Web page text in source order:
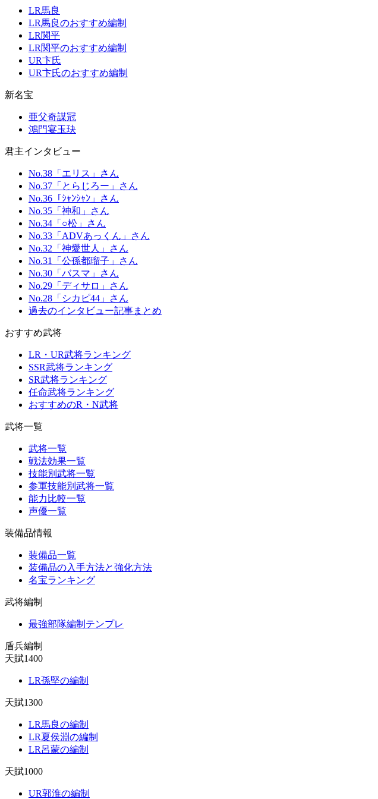
LR馬良
LR馬良のおすすめ編制
LR関平
LR関平のおすすめ編制
UR卞氏
UR卞氏のおすすめ編制
新名宝
亜父奇謀冠
鴻門宴玉玦
君主インタビュー
No.38「エリス」さん
No.37「とらじろー」さん
No.36「ｼｬﾝｼｬﾝ」さん
No.35「神和」さん
No.34「○松」さん
No.33「ADVあっくん」さん
No.32「神愛世人」さん
No.31「公孫都瑠子」さん
No.30「バスマ」さん
No.29「ディサロ」さん
No.28「シカピ44」さん
過去のインタビュー記事まとめ
おすすめ武将
LR・UR武将ランキング
SSR武将ランキング
SR武将ランキング
任命武将ランキング
おすすめのR・N武将
武将一覧
武将一覧
戦法効果一覧
技能別武将一覧
参軍技能別武将一覧
能力比較一覧
声優一覧
装備品情報
装備品一覧
装備品の入手方法と強化方法
名宝ランキング
武将編制
最強部隊編制テンプレ
盾兵編制
天賦1400
LR孫堅の編制
天賦1300
LR馬良の編制
LR夏侯淵の編制
LR呂蒙の編制
天賦1000
UR郭淮の編制